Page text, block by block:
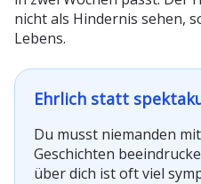
nicht als Hindernis sehen,
Lebens.
Ehrlich statt
Du musst niemanden
Geschichten
über dich ist oft viel